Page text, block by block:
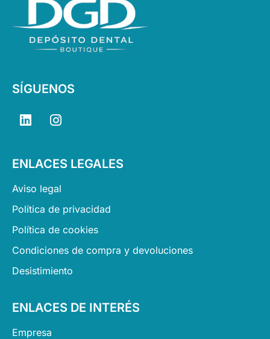
SÍGUENOS
L
i
e
i
n
I
n
a
r
a
m
ENLACES LEGALES
Aviso legal
Política de privacidad
Política de cookies
Condiciones de compra y devoluciones
Desistimiento
ENLACES DE INTERÉS
Empresa